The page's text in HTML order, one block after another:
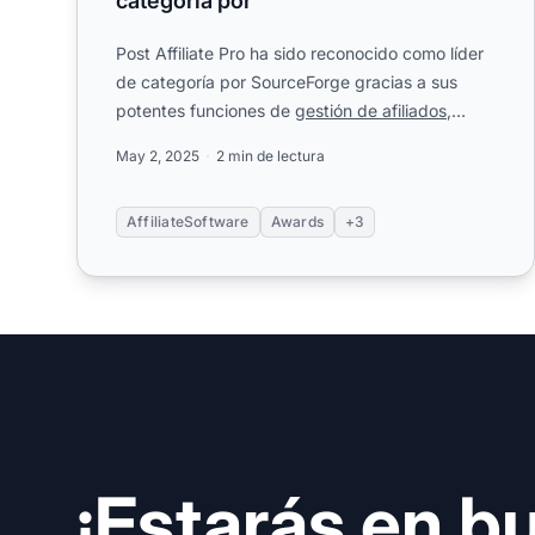
Post Affiliate Pro ha sido reconocido como líder
de categoría por SourceForge gracias a sus
potentes funciones de gestión de afiliados,
May 2, 2025 2 min de lectura
AffiliateSoftware Awards +3